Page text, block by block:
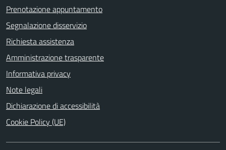
Prenotazione appuntamento
Segnalazione disservizio
Richiesta assistenza
Amministrazione trasparente
Informativa privacy
Note legali
Dichiarazione di accessibilità
Cookie Policy (UE)